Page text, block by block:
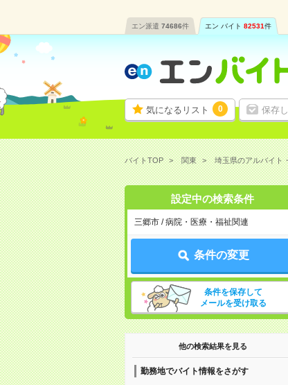
エン派遣 74686件 エン バイト 82531件
気になるリスト 0 保存
バイトTOP 関東 埼玉県のアルバイト
設定中の検索条件
三郷市 / 病院・医療・福祉関連
条件の変更
条件を保存して
メールを受け取る
他の検索結果を見る
勤務地でバイト情報をさがす